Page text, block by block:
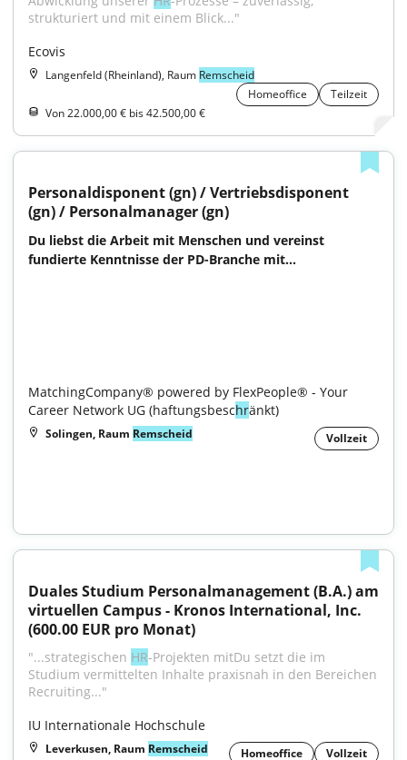
strukturiert und mit einem Blick..."
Ecovis
Langenfeld (Rheinland), Raum Remscheid
Homeoffice
Teilzeit
Von 22.000,00 € bis 42.500,00 €
Personaldisponent (gn) / Vertriebsdisponent
(gn) / Personalmanager (gn)
Du liebst die Arbeit mit Menschen und vereinst
fundierte Kenntnisse der PD-Branche mit...
MatchingCompany® powered by FlexPeople® - Your
Career Network UG (haftungsbeschränkt)
Solingen, Raum Remscheid Vollzeit
Duales Studium Personalmanagement (B.A.) am
virtuellen Campus - Kronos International, Inc.
(600.00 EUR pro Monat)
"...strategischen HR-Projekten mitDu setzt die im
Studium vermittelten Inhalte praxisnah in den Bereichen
Recruiting..."
IU Internationale Hochschule
Leverkusen, Raum Remscheid Homeoffice
Vollzeit